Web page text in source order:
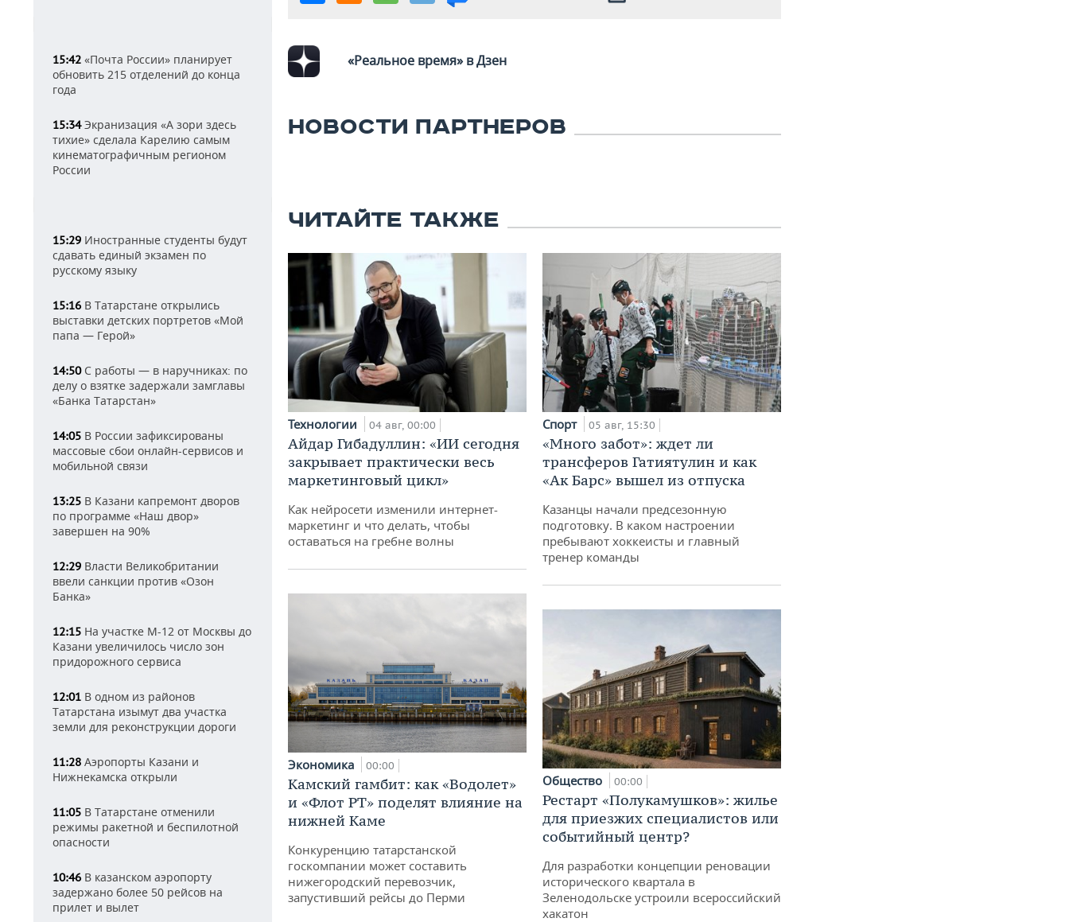
15:42 «Почта России» планирует
обновить 215 отделений до конца
года
15:34Экранизация «А зори здесь
тихие» сделала Карелию самым
кинематографичным регионом
России
15:29 Иностранные студенты будут
сдавать единый экзамен по
русскому языку
15:16 В Татарстане открылись
выставки детских портретов «Мой
папа — Герой»
14:50С работы — в наручниках: по
делу о взятке задержали замглавы
«Банка Татарстан»
14:05 В России зафиксированы
массовые сбои онлайн-сервисов и
мобильной связи
13:25 В Казани капремонт дворов
по программе «Наш двор»
завершен на 90%
12:29 Власти Великобритании
ввели санкции против «Озон
Банка»
12:15 На участке М-12 от Москвы до
Казани увеличилось число зон
придорожного сервиса
12:01 В одном из районов
Татарстана изымут два участка
земли для реконструкции дороги
11:28 Аэропорты Казани и
Нижнекамска открыли
11:05 В Татарстане отменили
режимы ракетной и беспилотной
опасности
10:46 В казанском аэропорту
задержано более 50 рейсов на
прилет и вылет
«Реальное время» в Дзен
НОВОСТИ ПАРТНЕРОВ
ЧИТАЙТЕ ТАКЖЕ
Технологии 04 авг, 00:00
Айдар Гибадуллин: «ИИ сегодня
закрывает практически весь
маркетинговый цикл»
Как нейросети изменили интернет-
маркетинг и что делать, чтобы
оставаться на гребне волны
Экономика 00:00
Камский гамбит: как «Водолет»
и «Флот РТ» поделят влияние на
нижней Каме
Конкуренцию татарстанской
госкомпании может составить
нижегородский перевозчик,
запустивший рейсы до Перми
Спорт 05 авг, 15:30
«Много забот»: ждет ли
трансферов Гатиятулин и как
«Ак Барс» вышел из отпуска
Казанцы начали предсезонную
подготовку. В каком настроении
пребывают хоккеисты и главный
тренер команды
Общество 00:00
Рестарт «Полукамушков»: жилье
для приезжих специалистов или
событийный центр?
Для разработки концепции реновации
исторического квартала в
Зеленодольске устроили всероссийский
хакатон